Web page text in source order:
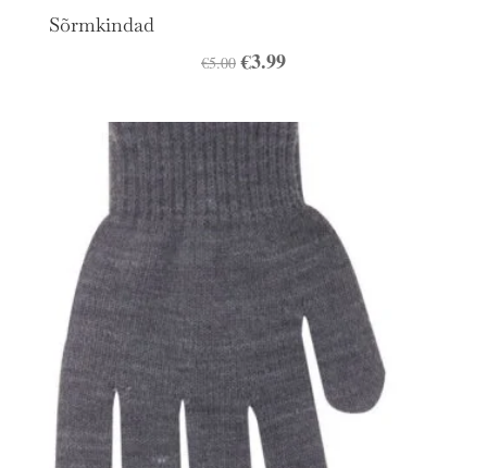
Sõrmkindad
€5.00 Algne
oli:
€5.00.
€3.99Praegune
on:
€3.99.